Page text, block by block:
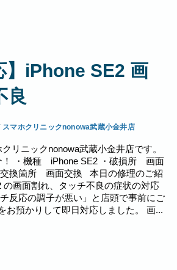
】iPhone SE2 画
良
スマホクリニックnonowa武蔵小金井店
リニックnonowa武蔵小金井店です。
！ ・機種 iPhone SE2 ・破損所 画面
交換箇所 画面交換 本日の修理のご紹
の画面割れ、タッチ不良の症状の対応
反応の調子が悪い」と店頭で事前にご
お預かりして即日対応しました。 画...